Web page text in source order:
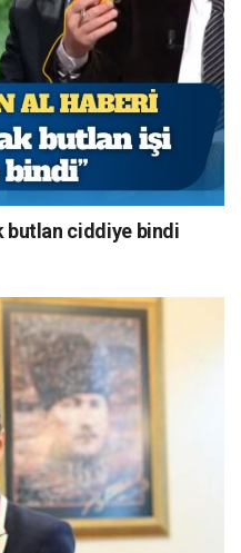
butlan ciddiye bindi